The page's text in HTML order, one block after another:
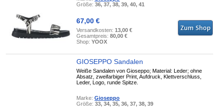
Größe:36, 37, 38, 39, 40, 41
67,00 €
Versandkosten:13,00 €
Gesamtpreis:80,00 €
Shop:YOOX
GIOSEPPO Sandalen
Weiße Sandalen von Gioseppo; Material: Leder; ohne
Absatz, zweifarbiger Print, Aufdruck, Klettverschluss,
Leder, Logo, runde Spitze.
Marke:Gioseppo
Größe:33, 34, 35, 36, 37, 38, 39